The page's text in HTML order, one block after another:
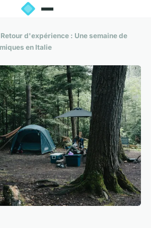
Retour d'expérience : Une semaine de
en Italie